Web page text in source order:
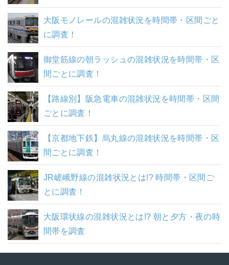
大阪モノレールの混雑状況を時間帯・区間ごと
に調査！
御堂筋線の朝ラッシュの混雑状況を時間帯・区
間ごとに調査！
【路線別】阪急電車の混雑状況を時間帯・区間
ごとに調査！
【京都地下鉄】烏丸線の混雑状況を時間帯・区
間ごとに調査！
JR嵯峨野線の混雑状況とは!? 時間帯・区間ご
とに調査！
大阪環状線の混雑状況とは!? 朝と夕方・夜の時
間帯を調査